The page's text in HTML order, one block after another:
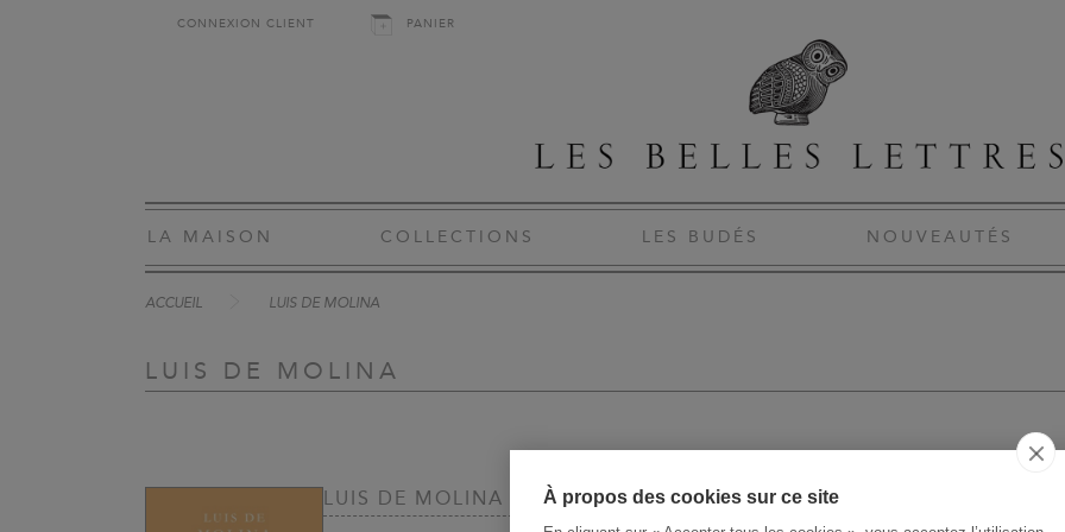
À propos des cookies sur ce site
CONNEXION CLIENT PANIER
LA MAISON COLLECTIONS LES BUDÉS NOUVEAUTÉS
ACCUEIL LUIS DE MOLINA
LUIS DE MOLINA
LUIS DE MOLINA